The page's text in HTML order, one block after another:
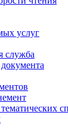
услуг
служба